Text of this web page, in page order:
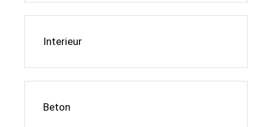
Interieur
Beton